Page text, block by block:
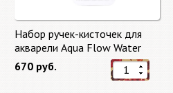
Набор ручек-кисточек для
акварели Aqua Flow Water
Brushes
670 руб.